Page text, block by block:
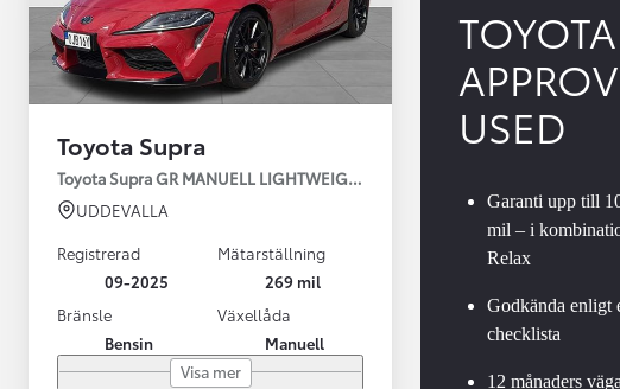
Från 599 900 kr
Toyota Supra
Toyota Supra GR MANUELL LIGHTWEIGHT EVO / OMG LEV! MOMSBIL!
UDDEVALLA
Registrerad
09-2025
Mätarställning
269 mil
Bränsle
Bensin
Växellåda
Manuell
Visa mer
TOYOTA
USED
Garanti upp till
mil – i
Relax
Godkända enligt
checklista
12 månaders